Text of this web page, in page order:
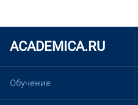
ACADEMICA.RU
Обучение